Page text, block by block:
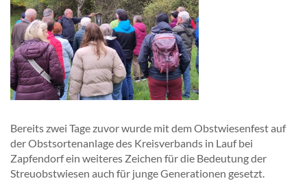
Bereits zwei Tage zuvor wurde mit dem Obstwiesenfest auf
der Obstsortenanlage des Kreisverbands in Lauf bei
Zapfendorf ein weiteres Zeichen für die Bedeutung der
Streuobstwiesen auch für junge Generationen gesetzt.